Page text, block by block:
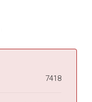
7418